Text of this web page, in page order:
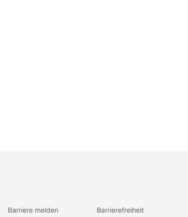
Barriere melden
Barrierefreiheit